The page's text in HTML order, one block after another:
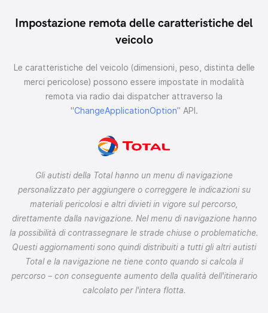
Impostazione remota delle caratteristiche del
veicolo
Le caratteristiche del veicolo (dimensioni, peso, distinta delle
merci pericolose) possono essere impostate in modalità
remota via radio dai dispatcher attraverso la
"ChangeApplicationOption” API.
Gli autisti della Total hanno un menu di navigazione
personalizzato per aggiungere o correggere le indicazioni su
materiali pericolosi e altri divieti in vigore sul percorso,
direttamente dalla navigazione. Nel menu di navigazione hanno
la possibilità di contrassegnare le strade chiuse o problematiche.
Questi aggiornamenti sono quindi distribuiti a tutti gli altri autisti
Total e la navigazione ne tiene conto quando si calcola il
percorso – con conseguente aumento della qualità dell'itinerario
calcolato per l'intera flotta.